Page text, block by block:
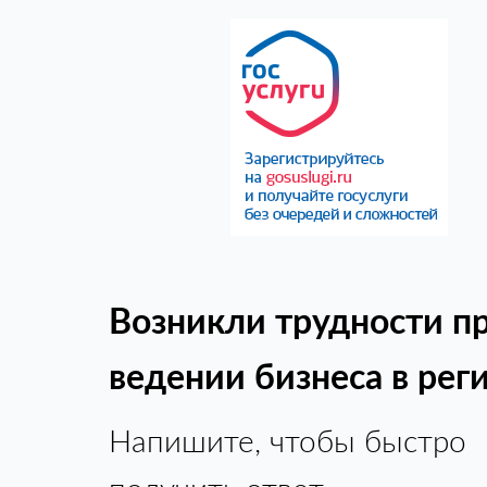
Возникли трудности
ведении бизнеса в
Напишите, чтобы быстро